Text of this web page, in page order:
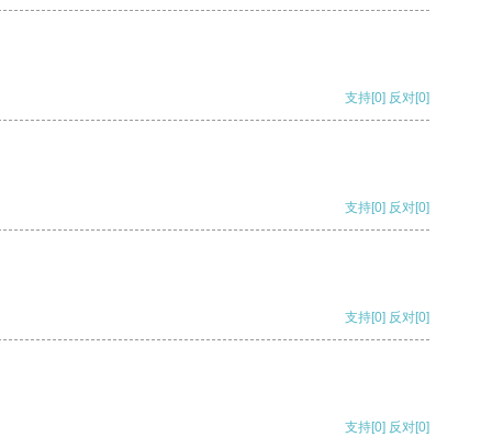
支持[0] 反对[0]
支持[0] 反对[0]
支持[0] 反对[0]
支持[0] 反对[0]